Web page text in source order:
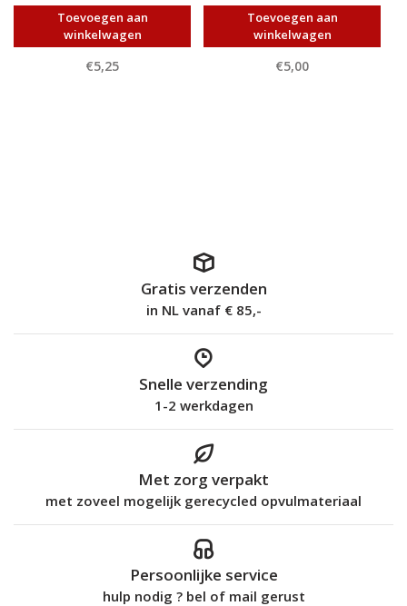
Toevoegen aan
winkelwagen
€5,25
Toevoegen aan
winkelwagen
€5,00
Gratis verzenden
in NL vanaf € 85,-
Snelle verzending
1-2 werkdagen
Met zorg verpakt
met zoveel mogelijk gerecycled opvulmateriaal
Persoonlijke service
hulp nodig ? bel of mail gerust